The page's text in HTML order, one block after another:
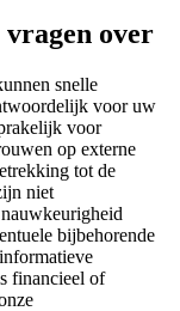
over
snelle
voor uw
voor
op externe
tot de
niet
bijbehorende
financieel of